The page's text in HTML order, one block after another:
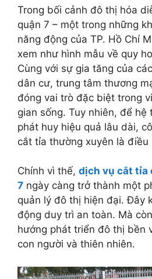
Trong bối cảnh đô thị hóa
quận 7 – một trong những
năng động của TP. Hồ Chí
xem như hình mẫu về quy
Cùng với sự gia tăng của
dân cư, trung tâm thương
đóng vai trò đặc biệt trong
gian sống. Tuy nhiên, để hệ
phát huy hiệu quả lâu dài,
cắt tỉa thường xuyên là điều
Chính vì thế, dịch vụ cắt tỉa
7 ngày càng trở thành một
quản lý đô thị hiện đại. Đây
động duy trì an toàn. Mà
hướng phát triển đô thị bền
con người và thiên nhiên.